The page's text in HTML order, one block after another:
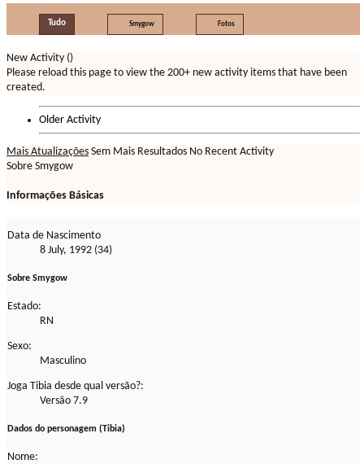
Tudo Smygow Fotos
New Activity ()
Please reload this page to view the 200+ new activity items that have been
created.
Older Activity
Mais Atualizações Sem Mais Resultados No Recent Activity
Sobre Smygow
Informações Básicas
Data de Nascimento
8 July, 1992 (34)
Sobre Smygow
Estado:
RN
Sexo:
Masculino
Joga Tibia desde qual versão?:
Versão 7.9
Dados do personagem (Tibia)
Nome: